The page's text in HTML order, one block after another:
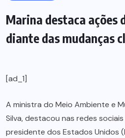
Marina destaca ações
diante das mudanças
[ad_1]
A ministra do Meio Ambiente e
Silva, destacou nas redes
presidente dos Estados Unidos